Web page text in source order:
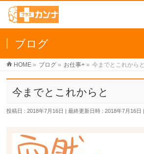
ブログ
HOME » ブログ » お仕事+ » 今までとこれからと
今までとこれからと
投稿日 : 2018年7月16日 最終更新日時 : 2018年7月16日